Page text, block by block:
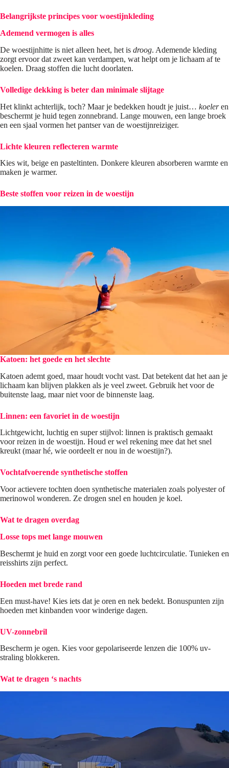
Belangrijkste principes voor woestijnkleding
Ademend vermogen is alles
De woestijnhitte is niet alleen heet, het is droog. Ademende kleding
zorgt ervoor dat zweet kan verdampen, wat helpt om je lichaam af te
koelen. Draag stoffen die lucht doorlaten.
Volledige dekking is beter dan minimale slijtage
Het klinkt achterlijk, toch? Maar je bedekken houdt je juist… koeleren
beschermt je huid tegen zonnebrand. Lange mouwen, een lange broek
en een sjaal vormen het pantser van de woestijnreiziger.
Lichte kleuren reflecteren warmte
Kies wit, beige en pasteltinten. Donkere kleuren absorberen warmte en
maken je warmer.
Beste stoffen voor reizen in de woestijn
Katoen: het goede en het slechte
Katoen ademt goed, maar houdt vocht vast. Dat betekent dat het aan je
lichaam kan blijven plakken als je veel zweet. Gebruik het voor de
buitenste laag, maar niet voor de binnenste laag.
Linnen: een favoriet in de woestijn
Lichtgewicht, luchtig en super stijlvol: linnen is praktisch gemaakt
voor reizen in de woestijn. Houd er wel rekening mee dat het snel
kreukt (maar hé, wie oordeelt er nou in de woestijn?).
Vochtafvoerende synthetische stoffen
Voor actievere tochten doen synthetische materialen zoals polyester of
merinowol wonderen. Ze drogen snel en houden je koel.
Wat te dragen overdag
Losse tops met lange mouwen
Beschermt je huid en zorgt voor een goede luchtcirculatie. Tunieken en
reisshirts zijn perfect.
Hoeden met brede rand
Een must-have! Kies iets dat je oren en nek bedekt. ​​Bonuspunten zijn
hoeden met kinbanden voor winderige dagen.
UV-zonnebril
Bescherm je ogen. Kies voor gepolariseerde lenzen die 100% uv-
straling blokkeren.
Wat te dragen ‘s nachts